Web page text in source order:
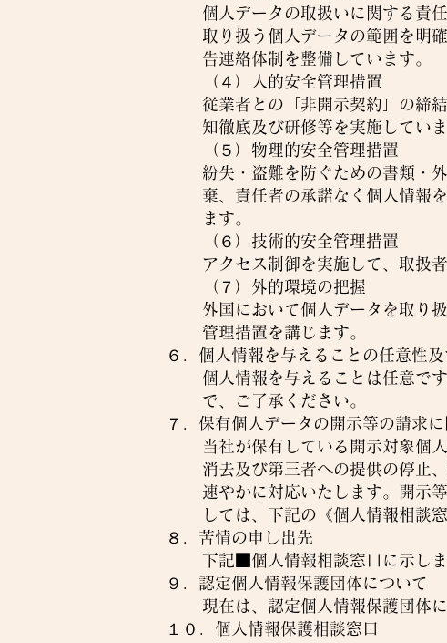
個人データの取扱いに関する責
取り扱う個人データの範囲を明
告連絡体制を整備しています。
（４）人的安全管理措置
従業者との「非開示契約」の締
知徹底及び研修等を実施していま
（５）物理的安全管理措置
紛失・盗難を防ぐための書類・
棄、責任者の承諾なく個人情報
ます。
（６）技術的安全管理措置
アクセス制御を実施して、取扱
（７）外的環境の把握
外国において個人データを取り
管理措置を講じます。
６．個人情報を与えることの任意性
個人情報を与えることは任意で
で、ご了承ください。
７．保有個人データの開示等の請求
当社が保有している開示対象個
消去及び第三者への提供の停止
速やかに対応いたします。開示
しては、下記の《個人情報相談
​８．苦情の申し出先
下記■個人情報相談窓口に示しま
９．認定個人情報保護団体について
現在は、認定個人情報保護団体
１０．個人情報保護相談窓口